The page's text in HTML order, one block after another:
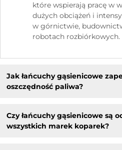
które wspierają pracę w
dużych obciążeń i
w górnictwie,
robotach rozbiórkowych.
Jak łańcuchy gąsienicowe
oszczędność paliwa?
Czy łańcuchy gąsienicowe są
wszystkich marek koparek?